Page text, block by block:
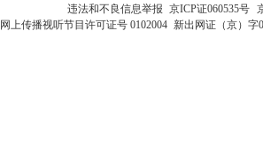
违法和不良信息举报 京ICP证060535号
网上传播视听节目许可证号 0102004 新出网证（京）